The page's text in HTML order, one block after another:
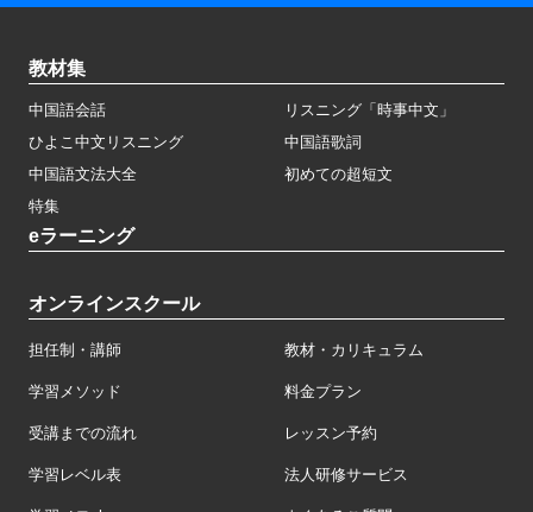
教材集
中国語会話
リスニング「時事中文」
ひよこ中文リスニング
中国語歌詞
中国語文法大全
初めての超短文
特集
eラーニング
オンラインスクール
担任制・講師 教材・カリキュラム
学習メソッド 料金プラン
受講までの流れ レッスン予約
学習レベル表 法人研修サービス